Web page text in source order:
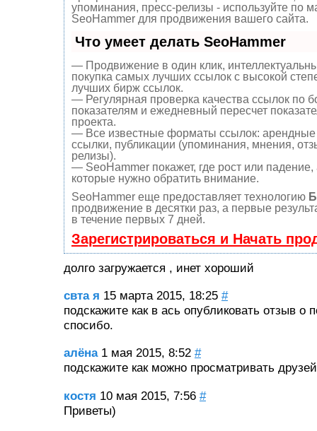
упоминания, пресс-релизы - используйте по
SeoHammer для продвижения вашего сайта.
Что умеет делать SeoHammer
— Продвижение в один клик,
покупка самых лучших ссылок с высокой
лучших бирж ссылок.
— Регулярная проверка качества ссылок по
показателям и ежедневный пересчет
проекта.
— Все известные форматы ссылок: арендные
ссылки, публикации (упоминания, мнения,
релизы).
— SeoHammer покажет, где рост или
которые нужно обратить внимание.
SeoHammer еще предоставляет технологию
продвижение в десятки раз, а первые
в течение первых 7 дней.
Зарегистрироваться и Начать
долго загружается , инет хороший
свта я 15 марта 2015, 18:25 #
подскажите как в ась опубликовать отзыв о
спосибо.
алёна 1 мая 2015, 8:52 #
подскажите как можно просматривать
костя 10 мая 2015, 7:56 #
Приветы)